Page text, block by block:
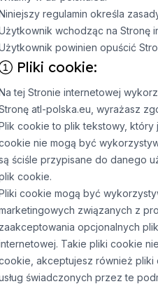
regulamin określa
wchodząc na Stronę
powinien opuścić
Pliki cookie:
tej Stronie internetowej
atl-polska.eu, wyrażasz
cookie to plik tekstowy, który
nie mogą być
ściśle przypisane do danego
cookie.
cookie mogą być
związanych z
zaakceptowania opcjonalnych
Takie pliki cookie
akceptujesz również
świadczonych przez te